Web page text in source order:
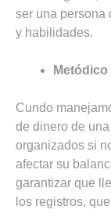
ser una persona
y habilidades.
Cundo
de dinero de
organizados si
afectar su
garantizar que
los registros,